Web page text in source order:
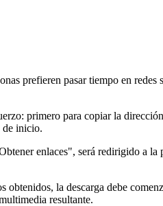
prefieren pasar tiempo en
primero para copiar la
de inicio.
enlaces", será redirigido a la
obtenidos, la descarga debe
resultante.